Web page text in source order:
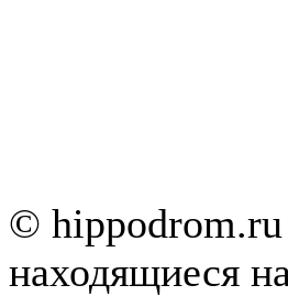
© hippodrom.ru
находящиеся